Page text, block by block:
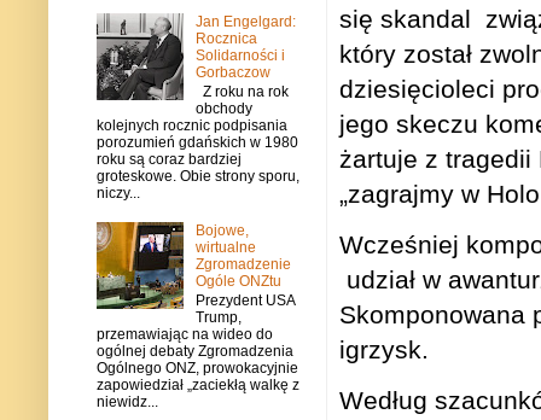
się skandal
który został
dziesięcioleci
jego skeczu
żartuje z tragedii
„zagrajmy w
Wcześniej
udział w
Skomponowana
igrzysk.
Według
Jan Engelgard:
Rocznica
Solidarności i
Gorbaczow
Z roku na rok
obchody
kolejnych rocznic podpisania
porozumień gdańskich w 1980
roku są coraz bardziej
groteskowe. Obie strony sporu,
niczy...
Bojowe,
wirtualne
Zgromadzenie
Ogóle ONZtu
Prezydent USA
Trump,
przemawiając na wideo do
ogólnej debaty Zgromadzenia
Ogólnego ONZ, prowokacyjnie
zapowiedział „zaciekłą walkę z
niewidz...